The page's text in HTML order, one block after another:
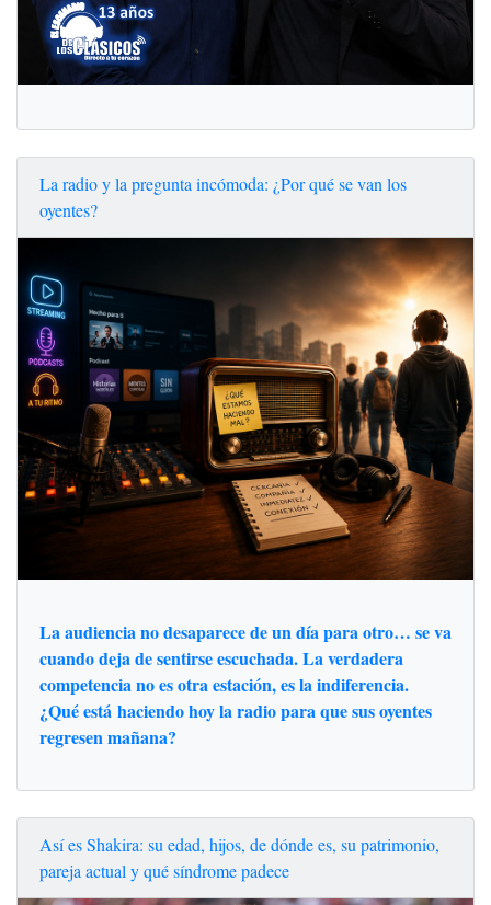
La radio y la pregunta incómoda: ¿Por qué se van los
oyentes?
La audiencia no desaparece de un día para otro… se va
cuando deja de sentirse escuchada. La verdadera
competencia no es otra estación, es la indiferencia.
¿Qué está haciendo hoy la radio para que sus oyentes
regresen mañana?
Así es Shakira: su edad, hijos, de dónde es, su patrimonio,
pareja actual y qué síndrome padece